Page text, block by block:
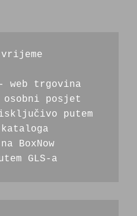
vrijeme
web trgovina
posjet
putem
BoxNow
GLS-a